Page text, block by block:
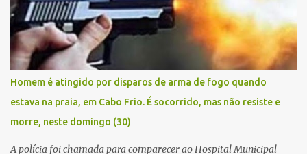
pistolas e uma réplica de fuzil, foram apreendidas. O homem
baleado foi identificado como Claudio Bastos, conhecido no meio
político.
Homem é atingido por disparos de arma de fogo quando
estava na praia, em Cabo Frio. É socorrido, mas não resiste e
morre, neste domingo (30)
A polícia foi chamada para comparecer ao Hospital Municipal